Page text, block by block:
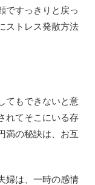
ですっきりと戻っ
ストレス発散方法
てもできないと意
れてそこにいる存
満の秘訣は、お互
婦は、一時の感情